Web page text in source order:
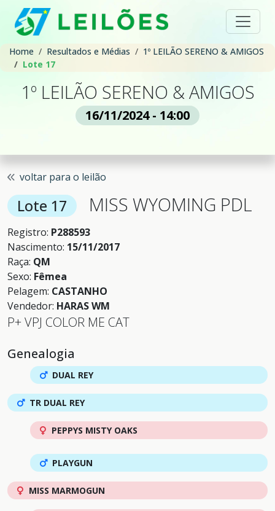
Home Resultados e Médias
1º LEILÃO SERENO & AMIGOS
Lote 17
1º LEILÃO SERENO & AMIGOS
16/11/2024 - 14:00
voltar para o leilão
Lote 17 MISS WYOMING PDL
Registro: P288593
Nascimento: 15/11/2017
Raça: QM
Sexo: Fêmea
Pelagem: CASTANHO
Vendedor: HARAS WM
P+ VPJ COLOR ME CAT
Genealogia
DUAL REY
TR DUAL REY
PEPPYS MISTY OAKS
PLAYGUN
MISS MARMOGUN